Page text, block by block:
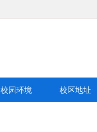
校园环境 校区地址